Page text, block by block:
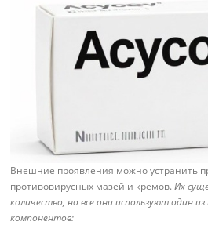
Внешние проявления можно устранить
противовирусных мазей и кремов.Их
количество, но все они используют один
компонентов: